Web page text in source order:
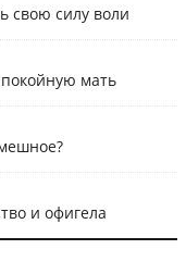
свою силу воли
мать
и офигела